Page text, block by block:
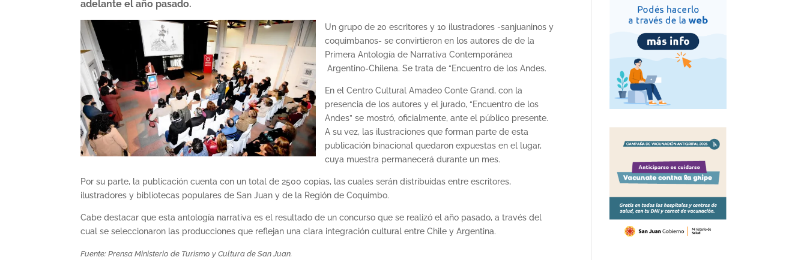
adelante el año pasado.
Un grupo de 20 escritores y 10 ilustradores -sanjuaninos y
coquimbanos- se convirtieron en los autores de de la
Primera Antología de Narrativa Contemporánea
Argentino-Chilena. Se trata de “Encuentro de los Andes.
En el Centro Cultural Amadeo Conte Grand, con la
presencia de los autores y el jurado, “Encuentro de los
Andes” se mostró, oficialmente, ante el público presente.
A su vez, las ilustraciones que forman parte de esta
publicación binacional quedaron expuestas en el lugar,
cuya muestra permanecerá durante un mes.
Por su parte, la publicación cuenta con un total de 2500 copias, las cuales serán distribuidas entre escritores,
ilustradores y bibliotecas populares de San Juan y de la Región de Coquimbo.
Cabe destacar que esta antología narrativa es el resultado de un concurso que se realizó el año pasado, a través del
cual se seleccionaron las producciones que reflejan una clara integración cultural entre Chile y Argentina.
Fuente: Prensa Ministerio de Turismo y Cultura de San Juan.